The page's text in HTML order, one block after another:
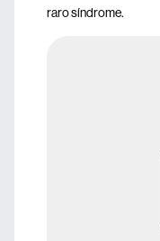
raro síndrome.